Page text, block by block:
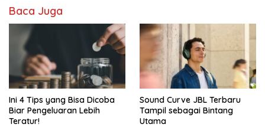
Baca Juga
Ini 4 Tips yang Bisa Dicoba
Biar Pengeluaran Lebih
Teratur!
Sound Curve JBL Terbaru
Tampil sebagai Bintang
Utama